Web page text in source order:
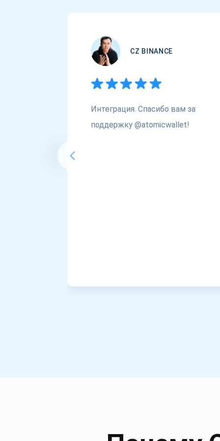
CZ BINANCE
Интеграция. Спасибо вам за
поддержку @atomicwallet!